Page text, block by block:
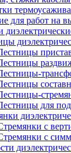
для работ на
для
с
с